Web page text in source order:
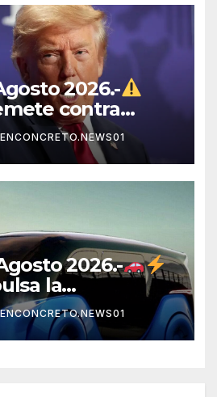
2026.-
contra
y otras
supuestos
ENCONCRETO.NEWS01
2026.-
la
con
vehículo
junto al
ENCONCRETO.NEWS01